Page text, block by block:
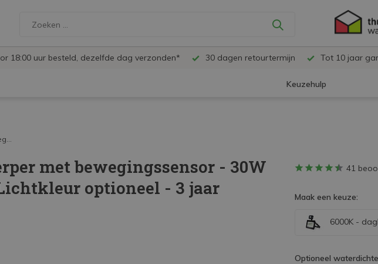
18:00 uur besteld, dezelfde dag verzonden* 30 dagen retourtermijn Tot 10 jaar
Keuzehulp
met bewegingssensor - 30W
optioneel - 3 jaar
41
Maak een keuze:
6000K -
Optioneel